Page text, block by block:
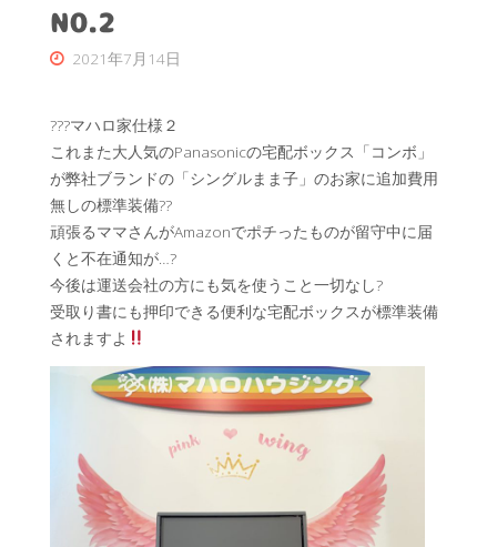
N0.2
2021年7月14日
???マハロ家仕様２
これまた大人気のPanasonicの宅配ボックス「コンボ」
が弊社ブランドの「シングルまま子」のお家に追加費用
無しの標準装備??
頑張るママさんがAmazonでポチったものが留守中に届
くと不在通知が…?
今後は運送会社の方にも気を使うこと一切なし?
受取り書にも押印できる便利な宅配ボックスが標準装備
されますよ